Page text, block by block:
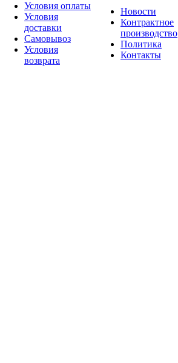
Условия оплаты
Условия
доставки
Самовывоз
Условия
возврата
Новости
Контрактное
производство
Политика
Контакты